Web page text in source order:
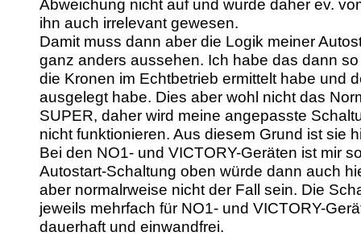
Abweichung nicht auf und wurde daher ev.
ihn auch irrelevant gewesen.
Damit muss dann aber die Logik meiner
ganz anders aussehen. Ich habe das dann
die Kronen im Echtbetrieb ermittelt habe und
ausgelegt habe. Dies aber wohl nicht das
SUPER, daher wird meine angepasste
nicht funktionieren. Aus diesem Grund ist sie
Bei den NO1- und VICTORY-Geräten ist mir
Autostart-Schaltung oben würde dann auch
aber normalrweise nicht der Fall sein. Die
jeweils mehrfach für NO1- und VICTORY-
dauerhaft und einwandfrei.